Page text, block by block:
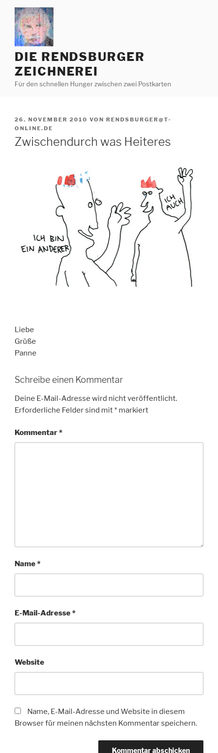
Zum
Inhalt
springen
DIE RENDSBURGER
ZEICHNEREI
Für den schnellen Hunger zwischen zwei Postkarten
VERÖFFENTLICHT
AM
26. NOVEMBER 2010 VON RENDSBURGER@T-
ONLINE.DE
Zwischendurch was Heiteres
Liebe
Grüße
Panne
Schreibe einen Kommentar
Deine E-Mail-Adresse wird nicht veröffentlicht.
Erforderliche Felder sind mit* markiert
Kommentar*
Name*
E-Mail-Adresse*
Website
Name, E-Mail-Adresse und Website in diesem
Browser für meinen nächsten Kommentar speichern.